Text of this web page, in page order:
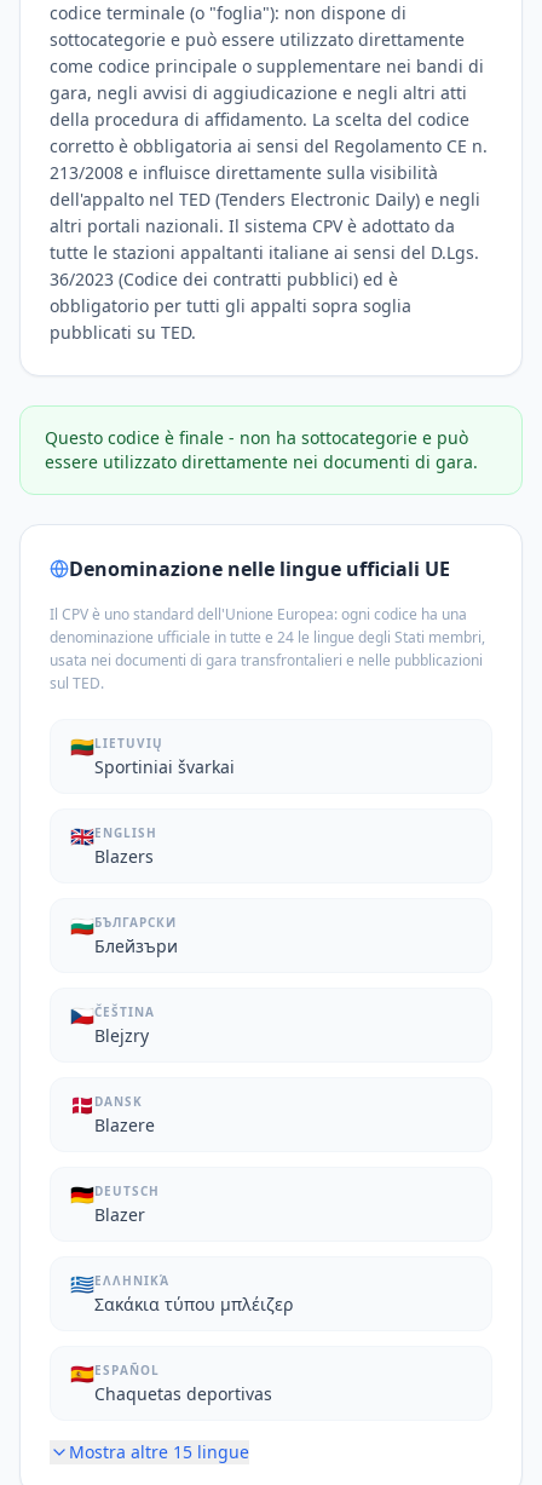
codice terminale (o "foglia"): non dispone di
sottocategorie e può essere utilizzato direttamente
come codice principale o supplementare nei bandi di
gara, negli avvisi di aggiudicazione e negli altri atti
della procedura di affidamento. La scelta del codice
corretto è obbligatoria ai sensi del Regolamento CE n.
213/2008 e influisce direttamente sulla visibilità
dell'appalto nel TED (Tenders Electronic Daily) e negli
altri portali nazionali. Il sistema CPV è adottato da
tutte le stazioni appaltanti italiane ai sensi del D.Lgs.
36/2023 (Codice dei contratti pubblici) ed è
obbligatorio per tutti gli appalti sopra soglia
pubblicati su TED.
Questo codice è finale - non ha sottocategorie e può
essere utilizzato direttamente nei documenti di gara.
Denominazione nelle lingue ufficiali UE
Il CPV è uno standard dell'Unione Europea: ogni codice ha una
denominazione ufficiale in tutte e 24 le lingue degli Stati membri,
usata nei documenti di gara transfrontalieri e nelle pubblicazioni
sul TED.
🇱🇹LIETUVIŲ
Sportiniai švarkai
🇬🇧ENGLISH
Blazers
🇧🇬БЪЛГАРСКИ
Блейзъри
🇨🇿ČEŠTINA
Blejzry
🇩🇰 DANSK
Blazere
🇩🇪DEUTSCH
Blazer
🇬🇷ΕΛΛΗΝΙΚΆ
Σακάκια τύπου μπλέιζερ
🇪🇸ESPAÑOL
Chaquetas deportivas
Mostra altre 15 lingue